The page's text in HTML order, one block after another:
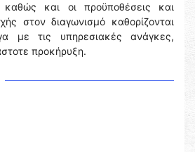
καθώς και οι προϋποθέσεις και
στον διαγωνισμό καθορίζονται
με τις υπηρεσιακές ανάγκες,
προκήρυξη.